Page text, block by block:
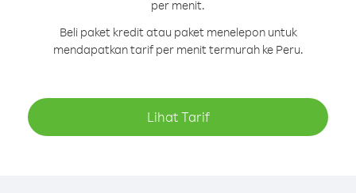
per menit.
Beli paket kredit atau paket menelepon untuk
mendapatkan tarif per menit termurah ke Peru.
Lihat Tarif